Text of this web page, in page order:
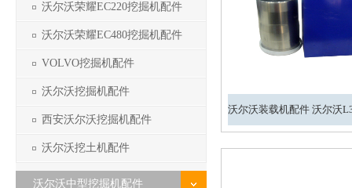
沃尔沃荣耀EC220挖掘机配件
沃尔沃荣耀EC480挖掘机配件
VOLVO挖掘机配件
沃尔沃挖掘机配件
西安沃尔沃挖掘机配件
沃尔沃挖土机配件
沃尔沃中型挖掘机配件